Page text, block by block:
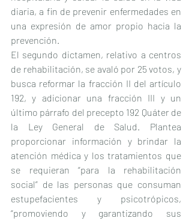
diaria, a fin de prevenir enfermedades en
una expresión de amor propio hacia la
prevención.
El segundo dictamen, relativo a centros
de rehabilitación, se avaló por 25 votos, y
busca reformar la fracción II del artículo
192, y adicionar una fracción III y un
último párrafo del precepto 192 Quáter de
la Ley General de Salud. Plantea
proporcionar información y brindar la
atención médica y los tratamientos que
se requieran “para la rehabilitación
social” de las personas que consuman
estupefacientes y psicotrópicos,
“promoviendo y garantizando sus